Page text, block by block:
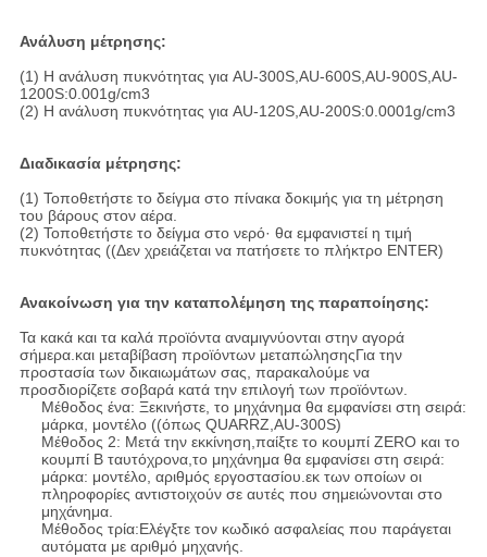
Ανάλυση μέτρησης:
(1) Η ανάλυση πυκνότητας για AU-300S,AU-600S,AU-900S,AU-
1200S:0.001g/cm3
(2) Η ανάλυση πυκνότητας για AU-120S,AU-200S:0.0001g/cm3
Διαδικασία μέτρησης:
(1) Τοποθετήστε το δείγμα στο πίνακα δοκιμής για τη μέτρηση
του βάρους στον αέρα.
(2) Τοποθετήστε το δείγμα στο νερό· θα εμφανιστεί η τιμή
πυκνότητας ((Δεν χρειάζεται να πατήσετε το πλήκτρο ENTER)
Ανακοίνωση για την καταπολέμηση της παραποίησης:
Τα κακά και τα καλά προϊόντα αναμιγνύονται στην αγορά
σήμερα.και μεταβίβαση προϊόντων μεταπώλησηςΓια την
προστασία των δικαιωμάτων σας, παρακαλούμε να
προσδιορίζετε σοβαρά κατά την επιλογή των προϊόντων.
Μέθοδος ένα: Ξεκινήστε, το μηχάνημα θα εμφανίσει στη σειρά:
μάρκα, μοντέλο ((όπως QUARRZ,AU-300S)
Μέθοδος 2: Μετά την εκκίνηση,παίξτε το κουμπί ZERO και το
κουμπί B ταυτόχρονα,το μηχάνημα θα εμφανίσει στη σειρά:
μάρκα: μοντέλο, αριθμός εργοστασίου.εκ των οποίων οι
πληροφορίες αντιστοιχούν σε αυτές που σημειώνονται στο
μηχάνημα.
Μέθοδος τρία:Ελέγξτε τον κωδικό ασφαλείας που παράγεται
αυτόματα με αριθμό μηχανής.